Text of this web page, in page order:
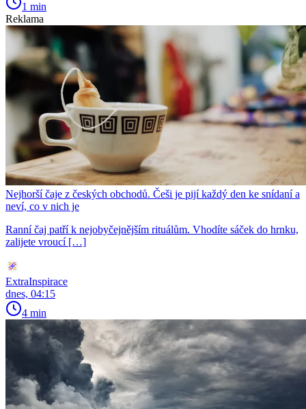
1 min
Reklama
Nejhorší čaje z českých obchodů. Češi je pijí každý den ke snídaní a
neví, co v nich je
Ranní čaj patří k nejobyčejnějším rituálům. Vhodíte sáček do hrnku,
zalijete vroucí […]
ExtraInspirace
dnes, 04:15
4 min